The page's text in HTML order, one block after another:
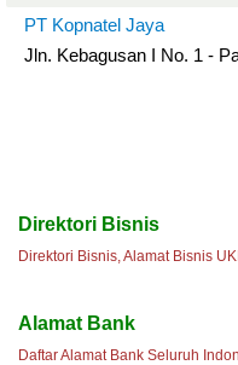
PT Kopnatel Jaya
Jln. Kebagusan I No. 1 -
Direktori Bisnis
Direktori Bisnis, Alamat Bisnis
Alamat Bank
Daftar Alamat Bank Seluruh